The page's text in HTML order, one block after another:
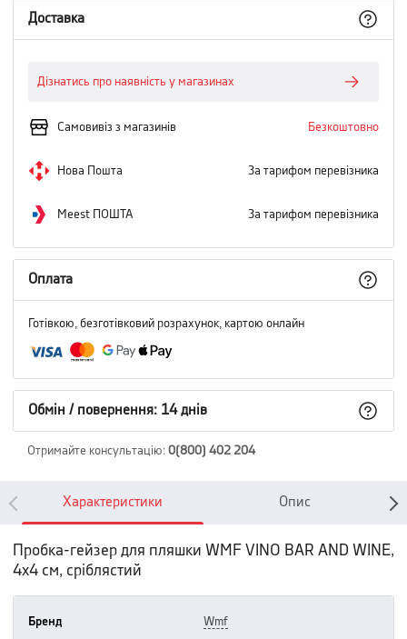
Доставка
Дізнатись про наявність у магазинах
Самовивіз з магазинів Безкоштовно
Нова Пошта За тарифом перевізника
Meest ПОШТА За тарифом перевізника
Оплата
Готівкою, безготівковий розрахунок, картою онлайн
Обмін / повернення: 14 днів
Отримайте консультацію: 0(800) 402 204
Характеристики Опис
Пробка-гейзер для пляшки WMF VINO BAR AND WINE,
4х4 см, сріблястий
Бренд wmf